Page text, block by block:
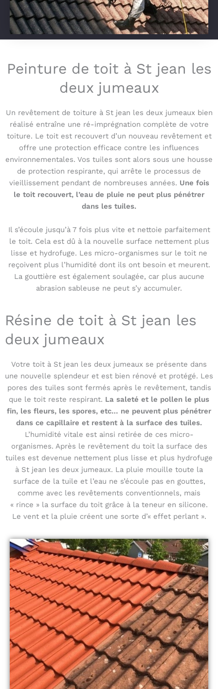
Peinture de toit à St jean les
deux jumeaux
Un revêtement de toiture à St jean les deux jumeaux bien
réalisé entraîne une ré-imprégnation complète de votre
toiture. Le toit est recouvert d’un nouveau revêtement et
offre une protection efficace contre les influences
environnementales. Vos tuiles sont alors sous une housse
de protection respirante, qui arrête le processus de
vieillissement pendant de nombreuses années. Une fois
le toit recouvert, l’eau de pluie ne peut plus pénétrer
dans les tuiles.
Il s’écoule jusqu’à 7 fois plus vite et nettoie parfaitement
le toit. Cela est dû à la nouvelle surface nettement plus
lisse et hydrofuge. Les micro-organismes sur le toit ne
reçoivent plus l’humidité dont ils ont besoin et meurent.
La gouttière est également soulagée, car plus aucune
abrasion sableuse ne peut s’y accumuler.
Résine de toit à St jean les
deux jumeaux
Votre toit à St jean les deux jumeaux se présente dans
une nouvelle splendeur et est bien rénové et protégé. Les
pores des tuiles sont fermés après le revêtement, tandis
que le toit reste respirant. La saleté et le pollen le plus
fin, les fleurs, les spores, etc… ne peuvent plus pénétrer
dans ce capillaire et restent à la surface des tuiles.
L’humidité vitale est ainsi retirée de ces micro-
organismes. Après le revêtement du toit la surface des
tuiles est devenue nettement plus lisse et plus hydrofuge
à St jean les deux jumeaux. La pluie mouille toute la
surface de la tuile et l’eau ne s’écoule pas en gouttes,
comme avec les revêtements conventionnels, mais
« rince » la surface du toit grâce à la teneur en silicone.
Le vent et la pluie créent une sorte d’« effet perlant ».